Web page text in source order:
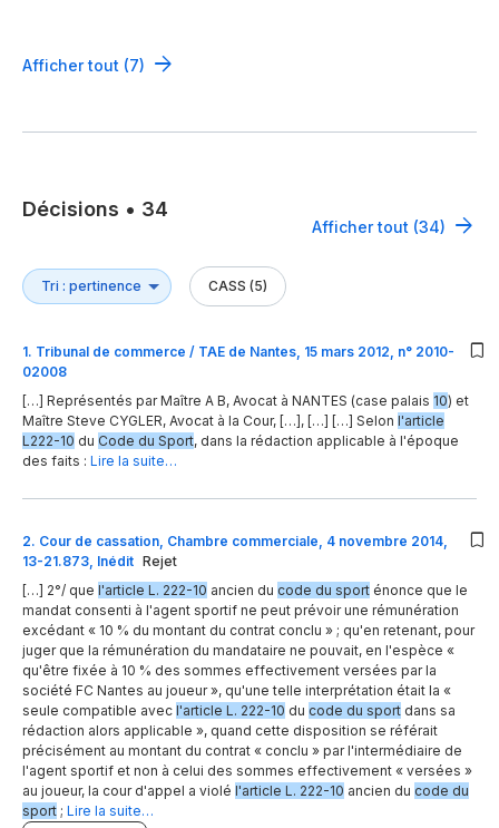
Afficher tout (7)
Décisions • 34
Afficher tout (34)
CASS (5)
1. Tribunal de commerce / TAE de Nantes, 15 mars 2012, n° 2010-
02008
[…] Représentés par Maître A B, Avocat à NANTES (case palais 10) et
Maître Steve CYGLER, Avocat à la Cour, […], […] […] Selon l'article
L222-10 du Code du Sport, dans la rédaction applicable à l'époque
des faits : Lire la suite…
2. Cour de cassation, Chambre commerciale, 4 novembre 2014,
13-21.873, Inédit Rejet
[…] 2°/ que l'article L. 222-10 ancien du code du sport énonce que le
mandat consenti à l'agent sportif ne peut prévoir une rémunération
excédant « 10 % du montant du contrat conclu » ; qu'en retenant, pour
juger que la rémunération du mandataire ne pouvait, en l'espèce «
qu'être fixée à 10 % des sommes effectivement versées par la
société FC Nantes au joueur », qu'une telle interprétation était la «
seule compatible avec l'article L. 222-10 du code du sport dans sa
rédaction alors applicable », quand cette disposition se référait
précisément au montant du contrat « conclu » par l'intermédiaire de
l'agent sportif et non à celui des sommes effectivement « versées »
au joueur, la cour d'appel a violé l'article L. 222-10 ancien du code du
sport ; Lire la suite…